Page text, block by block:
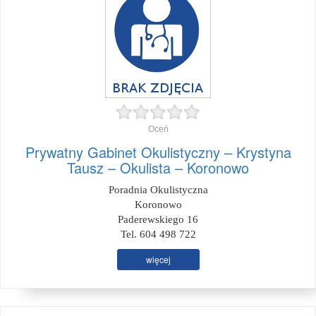
Oceń
Prywatny Gabinet Okulistyczny – Krystyna
Tausz – Okulista – Koronowo
Poradnia Okulistyczna
Koronowo
Paderewskiego 16
Tel. 604 498 722
więcej